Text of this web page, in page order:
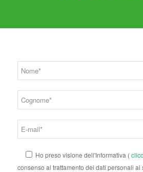
Ho preso visione dell'Informativa (
consenso al trattamento dei dati personali